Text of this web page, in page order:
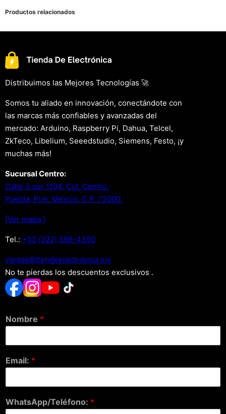
Productos relacionados
Distribuimos las Mejores Tecnologías 🚀
Somos tu aliado en innovación, conectándote con
las marcas más confiables y avanzadas del
mercado: Arduino, Raspberry Pi, Dahua, Telcel,
ZkTeco, Libelium, Seeedstudio, Siemens, Festo, ¡y
muchas más!
Sucursal Centro:
Calle 3 sur 1104, Col. Centro.
Puebla, Pue. Mexico. C.P. 72000.
[Ver mapa.]
Tel.: +52 (222) 598-4350
xm.acinortceleedneit@satnev
No te pierdas los descuentos exclusivos .
Nombre *
Email: *
WhatsApp/Teléfono: *